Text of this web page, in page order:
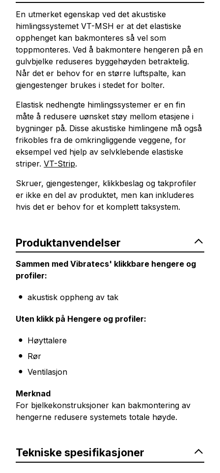
En utmerket egenskap ved det akustiske
himlingssystemet VT-MSH er at det elastiske
opphenget kan bakmonteres så vel som
toppmonteres. Ved å bakmontere hengeren på en
gulvbjelke reduseres byggehøyden betraktelig.
Når det er behov for en større luftspalte, kan
gjengestenger brukes i stedet for bolter.
Elastisk nedhengte himlingssystemer er en fin
måte å redusere uønsket støy mellom etasjene i
bygninger på. Disse akustiske himlingene må også
frikobles fra de omkringliggende veggene, for
eksempel ved hjelp av selvklebende elastiske
striper. VT-Strip.
Skruer, gjengestenger, klikkbeslag og takprofiler
er ikke en del av produktet, men kan inkluderes
hvis det er behov for et komplett taksystem.
Produktanvendelser
Sammen med Vibratecs' klikkbare hengere og
profiler:
akustisk oppheng av tak
Uten klikk på Hengere og profiler:
Høyttalere
Rør
Ventilasjon
Merknad
For bjelkekonstruksjoner kan bakmontering av
hengerne redusere systemets totale høyde.
Tekniske spesifikasjoner